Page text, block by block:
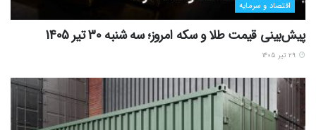
اقتصاد و سرمایه
پیش‌بینی قیمت طلا و سکه امروز؛ سه شنبه 30 تیر 1405